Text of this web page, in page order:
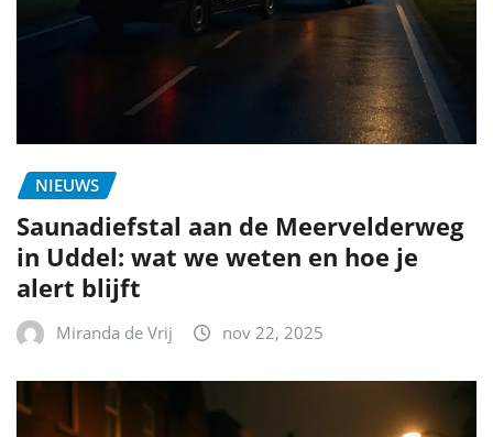
NIEUWS
Saunadiefstal aan de Meervelderweg
in Uddel: wat we weten en hoe je
alert blijft
Miranda de Vrij nov 22, 2025